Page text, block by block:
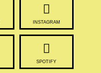
INSTAGRAM
SPOTIFY